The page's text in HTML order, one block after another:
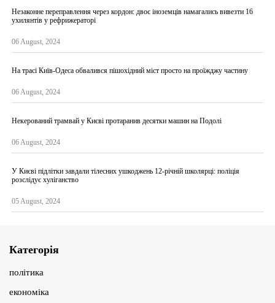
Незаконне переправлення через кордон: двоє іноземців намагались вивезти 16
ухилянтів у рефрижераторі
06 August, 2024
На трасі Київ-Одеса обвалився пішохідний міст просто на проїжджу частину
06 August, 2024
Некерований трамвай у Києві протаранив десятки машин на Подолі
06 August, 2024
У Києві підлітки завдали тілесних ушкоджень 12-річній школярці: поліція
розслідує хуліганство
05 August, 2024
Категорія
політика
економіка